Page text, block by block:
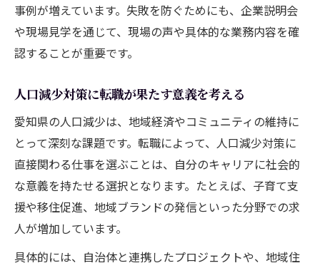
事例が増えています。失敗を防ぐためにも、企業説明会
や現場見学を通じて、現場の声や具体的な業務内容を確
認することが重要です。
人口減少対策に転職が果たす意義を考える
愛知県の人口減少は、地域経済やコミュニティの維持に
とって深刻な課題です。転職によって、人口減少対策に
直接関わる仕事を選ぶことは、自分のキャリアに社会的
な意義を持たせる選択となります。たとえば、子育て支
援や移住促進、地域ブランドの発信といった分野での求
人が増加しています。
具体的には、自治体と連携したプロジェクトや、地域住